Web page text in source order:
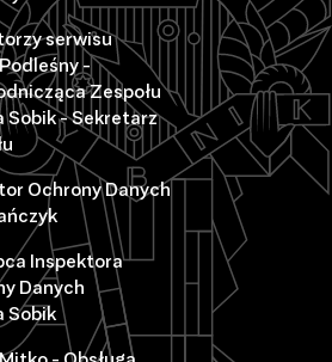
serwisu
-
Zespołu
Sobik - Sekretarz
Ochrony Danych
Inspektora
Danych
Sobik